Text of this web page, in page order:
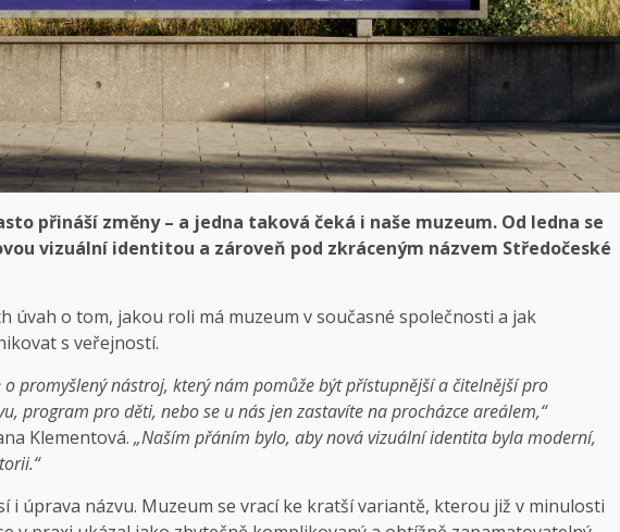
přináší změny – a jedna taková čeká i naše muzeum. Od ledna se
vizuální identitou a zároveň pod zkráceným názvem Středočeské
úvah o tom, jakou roli má muzeum v současné společnosti a jak
s veřejností.
promyšlený nástroj, který nám pomůže být přístupnější a čitelnější pro
program pro děti, nebo se u nás jen zastavíte na procházce areálem,“
Klementová. „Naším přáním bylo, aby nová vizuální identita byla moderní,
i úprava názvu. Muzeum se vrací ke kratší variantě, kterou již v minulosti